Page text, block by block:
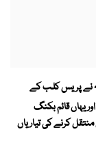
نے پریس کلب کے
قائم بکنگ
منتقل کرنے کی تیاریاں